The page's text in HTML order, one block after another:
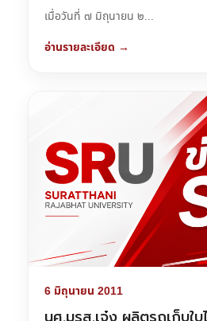
เมื่อวันที่ ๗ มิถุนายน ๒...
อ่านรายละเอียด →
6 มิถุนายน 2011